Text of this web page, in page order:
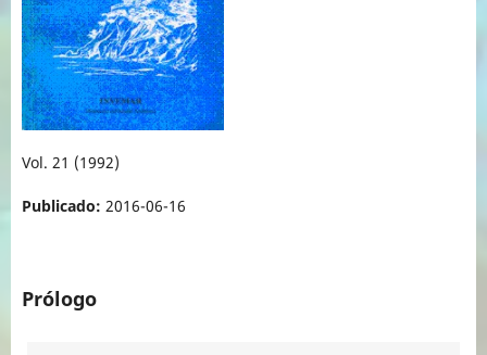
Vol. 21 (1992)
Publicado: 2016-06-16
Prólogo